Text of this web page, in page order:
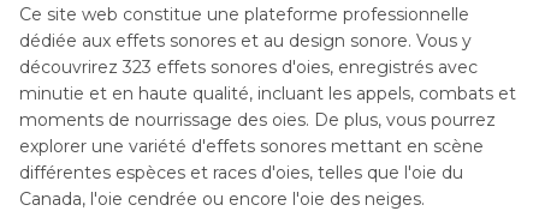
Ce site web constitue une plateforme professionnelle
dédiée aux effets sonores et au design sonore. Vous y
découvrirez 323 effets sonores d'oies, enregistrés avec
minutie et en haute qualité, incluant les appels, combats et
moments de nourrissage des oies. De plus, vous pourrez
explorer une variété d'effets sonores mettant en scène
différentes espèces et races d'oies, telles que l'oie du
Canada, l'oie cendrée ou encore l'oie des neiges.